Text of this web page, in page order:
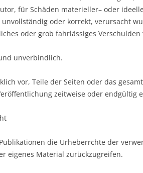
für Schäden materieller– oder
oder korrekt, verursacht
oder grob fahrlässiges Verschulden
unverbindlich.
vor, Teile der Seiten oder das
zeitweise oder endgültig
die Urheberrchte der
eigenes Material zurückzugreifen.